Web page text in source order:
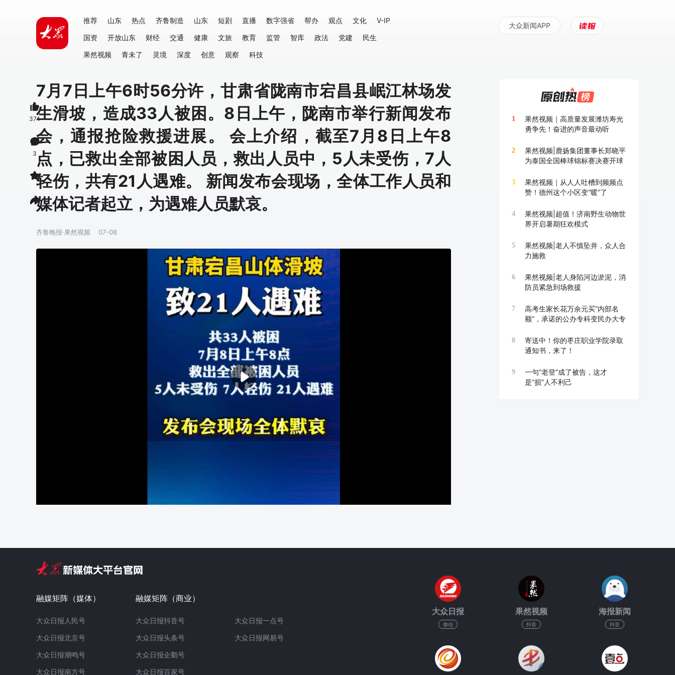
推荐 山东 热点 齐鲁制造 山东 短剧 直播 数字强省 帮办 观点 文化
V-IP
国资
开放山东 财经 交通 健康 文旅 教育 监管 智库 政法 党建
民生
果然视频
青未了 灵境 深度 创意 观察 科技
大众新闻APP
7月7日上午6时56分许，甘肃省陇南市宕昌县岷江林场发
生滑坡，造成33人被困。8日上午，陇南市举行新闻发布
会，通报抢险救援进展。 会上介绍，截至7月8日上午8
点，已救出全部被困人员，救出人员中，5人未受伤，7人
轻伤，共有21人遇难。 新闻发布会现场，全体工作人员和
媒体记者起立，为遇难人员默哀。
齐鲁晚报·果然视频 07-08
374
3
1
果然视频｜高质量发展潍坊寿光
勇争先！奋进的声音最动听
2
果然视频|鹿扬集团董事长郑晓平
为泰国全国棒球锦标赛决赛开球
3
果然视频｜从人人吐槽到频频点
赞！德州这个小区变“暖”了
4
果然视频|超值！济南野生动物世
界开启暑期狂欢模式
5
果然视频|老人不慎坠井，众人合
力施救
6
果然视频|老人身陷河边淤泥，消
防员紧急到场救援
7
高考生家长花万余元买“内部名
额”，承诺的公办专科变民办大专
8
寄送中！你的枣庄职业学院录取
通知书，来了！
9
一句“老登”成了被告，这才
是“损”人不利己
融媒矩阵（媒体）
大众日报人民号
大众日报北京号
大众日报潮鸣号
大众日报南方号
融媒矩阵（商业）
大众日报抖音号
大众日报头条号
大众日报企鹅号
大众日报百家号
大众日报一点号
大众日报网易号
大众日报
微信
果然视频
抖音
海报新闻
抖音